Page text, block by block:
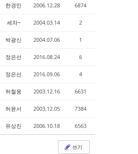
한경민 2006.12.28 6874
세차~ 2004.03.14 2
박광신 2004.07.06 1
정은선 2016.08.24 6
정은선 2016.09.06 4
허철웅 2003.12.16 6631
허윤서 2003.12.05 7384
유상진 2006.10.18 6563
쓰기